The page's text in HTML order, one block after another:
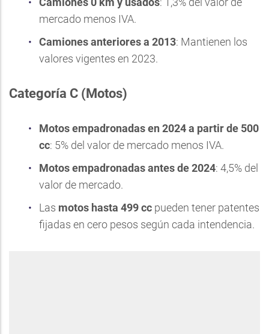
mercado menos IVA.
Camiones anteriores a 2013: Mantienen los
valores vigentes en 2023.
Categoría C (Motos)
Motos empadronadas en 2024 a partir de 500
cc: 5% del valor de mercado menos IVA.
Motos empadronadas antes de 2024: 4,5% del
valor de mercado.
Las motos hasta 499 cc pueden tener patentes
fijadas en cero pesos según cada intendencia.